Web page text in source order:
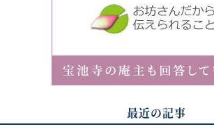
最近の記事